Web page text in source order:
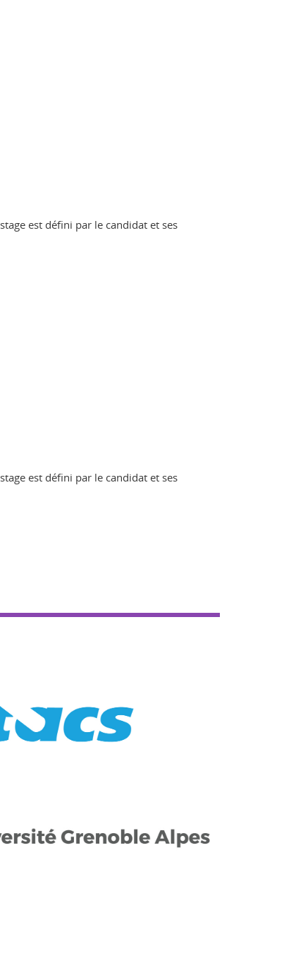
est défini par le candidat et ses
est défini par le candidat et ses